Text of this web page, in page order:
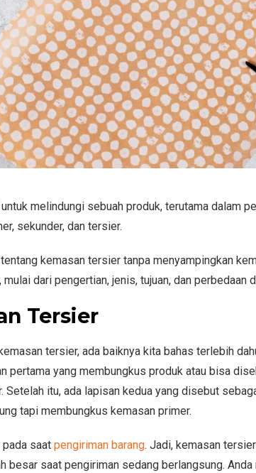
melindungi sebuah produk, terutama dalam
sekunder, dan tersier.
kemasan tersier tanpa menyampingkan
dari pengertian, jenis, tujuan, dan perbedaan
Tersier
tersier, ada baiknya kita bahas terlebih
pertama yang membungkus produk atau bisa
Setelah itu, ada lapisan kedua yang disebut
tapi membungkus kemasan primer.
pada saat pengiriman barang. Jadi, kemasan
besar saat pengiriman sedang berlangsung.